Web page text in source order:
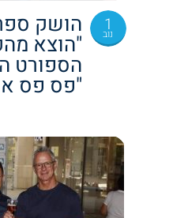
1
נוב הושק
"הוצא
הספורט
"פס פס